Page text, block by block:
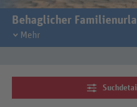
Behaglicher
Sanfte Wellen an ausgedehnten
Mehr